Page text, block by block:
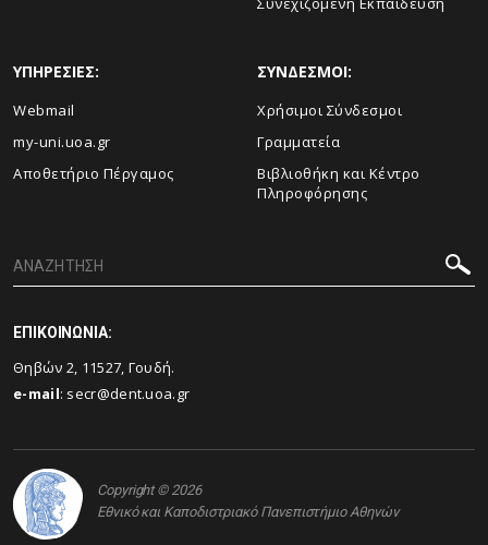
ΥΠΗΡΕΣΙΕΣ:
Webmail
my-uni.uoa.gr
Αποθετήριο Πέργαμος
ΣΥΝΔΕΣΜΟΙ:
Χρήσιμοι Σύνδεσμοι
Γραμματεία
Βιβλιοθήκη και Κέντρο
Πληροφόρησης
ΕΠΙΚΟΙΝΩΝΙΑ:
Θηβών 2, 11527, Γουδή.
e-mail: secr@dent.uoa.gr
Copyright © 2026
Εθνικό και Καποδιστριακό Πανεπιστήμιο Αθηνών